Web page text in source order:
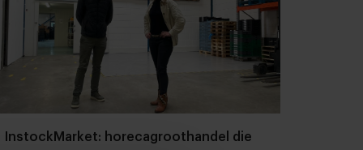
InstockMarket: horecagroothandel die